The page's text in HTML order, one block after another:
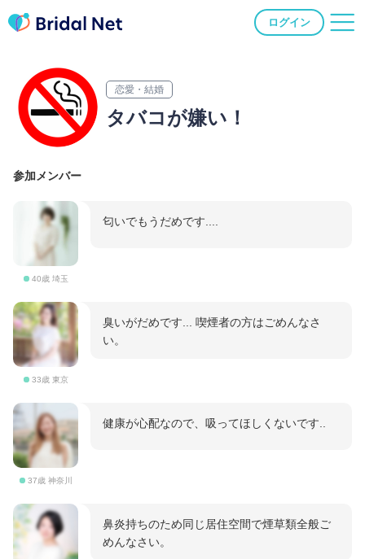
ログイン
恋愛・結婚
タバコが嫌い！
参加メンバー
40歳 埼玉
匂いでもうだめです....
33歳 東京
臭いがだめです... 喫煙者の方はごめんなさ
い。
37歳 神奈川
健康が心配なので、吸ってほしくないです..
鼻炎持ちのため同じ居住空間で煙草類全般ご
めんなさい。